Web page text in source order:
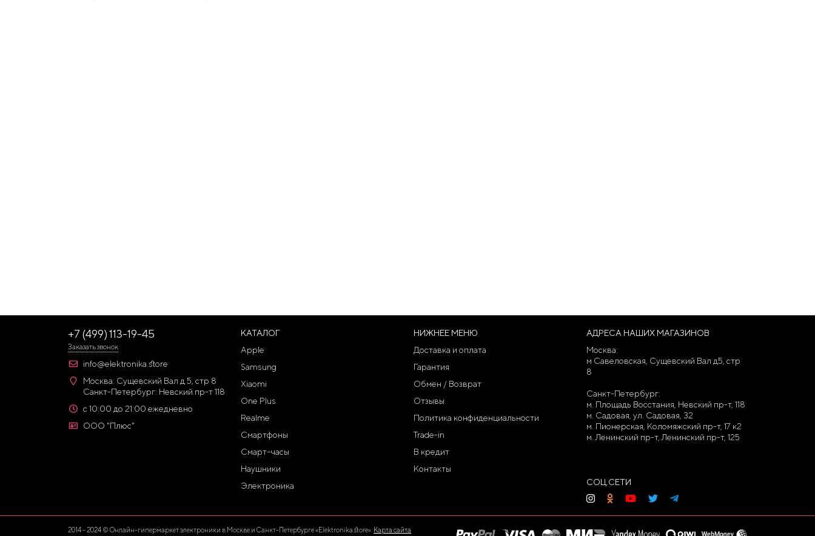
+7 (499) 113-19-45
Заказать звонок
info@elektronika.store
Москва: Сущевский Вал д 5, стр 8
Санкт-Петербург: Невский пр-т 118
с 10:00 до 21:00 ежедневно
ООО "Плюс"
КАТАЛОГ
Apple
Samsung
Xiaomi
One Plus
Realme
Смартфоны
Смарт-часы
Наушники
Электроника
НИЖНЕЕ МЕНЮ
Доставка и оплата
Гарантия
Обмен / Возврат
Отзывы
Политика конфиденциальности
Trade-in
В кредит
Контакты
АДРЕСА НАШИХ МАГАЗИНОВ
Москва:
м Савеловская, Сущевский Вал д5, стр
8
Санкт-Петербург:
м. Площадь Восстания, Невский пр-т, 118
м. Садовая, ул. Садовая, 32
м. Пионерская, Коломяжский пр-т, 17 к2
м. Ленинский пр-т, Ленинский пр-т, 125
СОЦ.СЕТИ
2014 - 2024 © Онлайн-гипермаркет электроники в Москве и Санкт-Петербурге «Elektronika.store». Карта сайта